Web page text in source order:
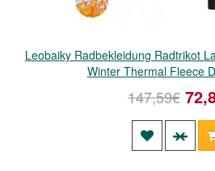
Leobaiky Radbekleidung Radtrikot
Winter Thermal Fleece
147,59€